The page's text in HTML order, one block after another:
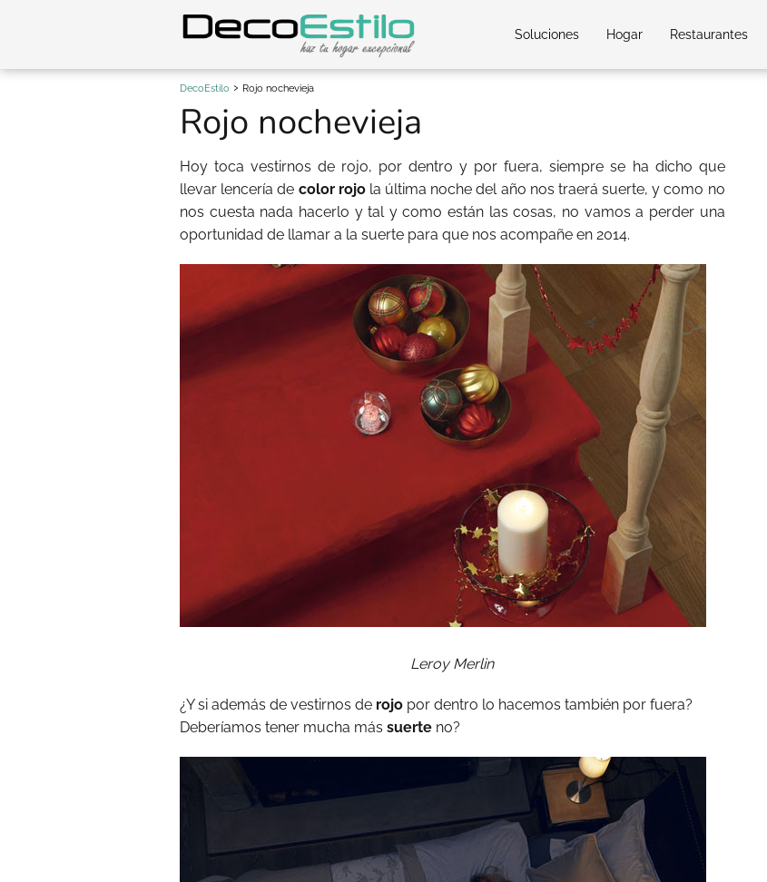
Soluciones Hogar Restaurantes
DecoEstilo Rojo nochevieja
Rojo nochevieja
Hoy toca vestirnos de rojo, por dentro y por fuera, siempre se ha dicho que
llevar lencería de color rojola última noche del año nos traerá suerte, y como no
nos cuesta nada hacerlo y tal y como están las cosas, no vamos a perder una
oportunidad de llamar a la suerte para que nos acompañe en 2014.
Leroy Merlin
¿Y si además de vestirnos de rojo por dentro lo hacemos también por fuera?
Deberíamos tener mucha más suerte no?